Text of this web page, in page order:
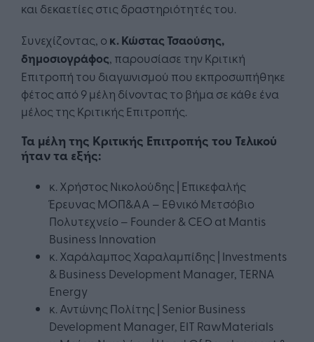
και δεκαετίες στις δραστηριότητές του.
Συνεχίζοντας, ο κ. Κώστας Τσαούσης,
δημοσιογράφος, παρουσίασε την Κριτική
Επιτροπή του διαγωνισμού που εκπροσωπήθηκε
φέτος από 9 μέλη δίνοντας το βήμα σε κάθε ένα
μέλος της Κριτικής Επιτροπής.
Τα μέλη της Κριτικής Επιτροπής του Τελικού
ήταν τα εξής:
κ. Χρήστος Νικολούδης | Επικεφαλής
Έρευνας ΜΟΠ&ΑΑ – Εθνικό Μετσόβιο
Πολυτεχνείο – Founder & CEO at Mantis
Business Innovation
κ. Χαράλαμπος Χαραλαμπίδης | Investments
& Business Development Manager, TERNA
Energy
κ. Αντώνης Πολίτης | Senior Business
Development Manager, EIT RawMaterials